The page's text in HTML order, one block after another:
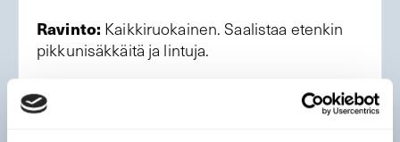
Ravinto: Kaikkiruokainen. Saalistaa etenkin
pikkunisäkkäitä ja lintuja.
Levinneisyys ja runsaus:
Suomessa monenlaisissa ympäristöissä, myös